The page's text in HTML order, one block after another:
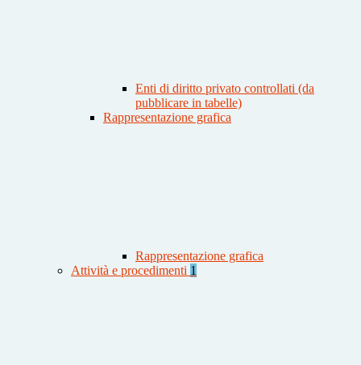
Enti di diritto privato controllati (da
pubblicare in tabelle)
Rappresentazione grafica
Rappresentazione grafica
Attività e procedimenti 1